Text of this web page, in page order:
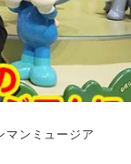
マンミュージア